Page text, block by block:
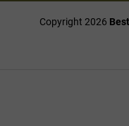
Copyright 2026